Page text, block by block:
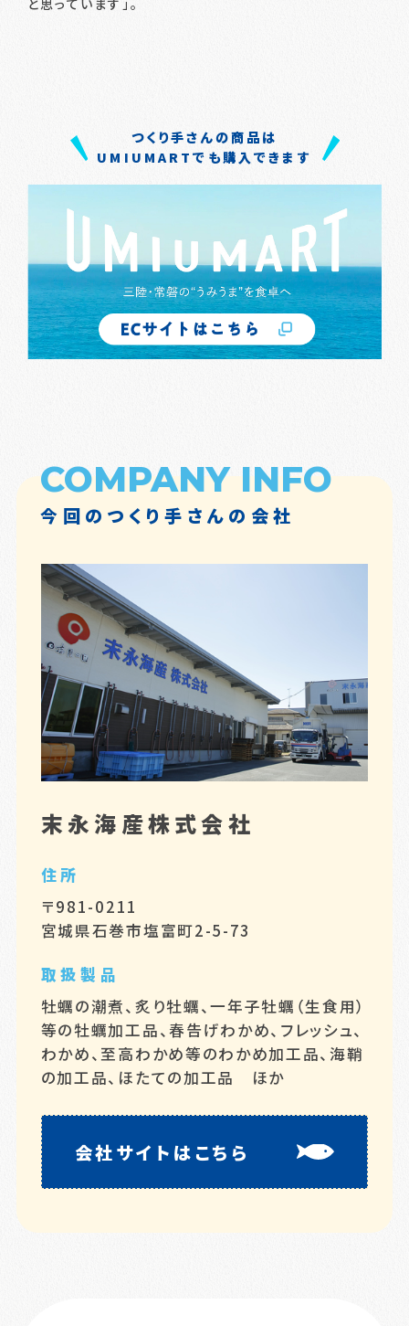
つくり手さんの商品は
UMIUMARTでも購入できます
COMPANY INFO
今回のつくり手さんの会社
末永海産株式会社
住所
〒981-0211
宮城県石巻市塩富町2-5-73
取扱製品
牡蠣の潮煮、炙り牡蠣、一年子牡蠣（生食用）
等の牡蠣加工品、春告げわかめ、フレッシュ、
わかめ、至高わかめ等のわかめ加工品、海鞘
の加工品、ほたての加工品 ほか
会社サイトはこちら